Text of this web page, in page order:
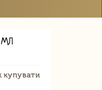
МЛ
купувати